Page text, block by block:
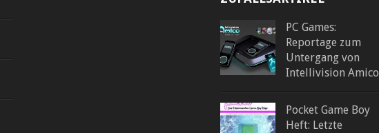
PC Games:
Reportage zum
Untergang von
Intellivision Amico
Pocket Game Boy
Heft: Letzte